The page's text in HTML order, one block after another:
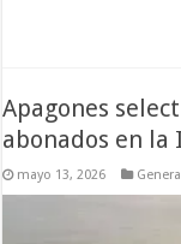
Apagones
abonados en la
mayo 13, 2026